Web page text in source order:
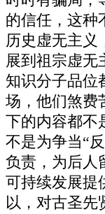
的信任，这种
历史虚无主义
展到祖宗虚无
知识分子品位
场，他们煞费
下的内容都不
不是为争当“
负责，为后人
可持续发展提
以，对古圣先